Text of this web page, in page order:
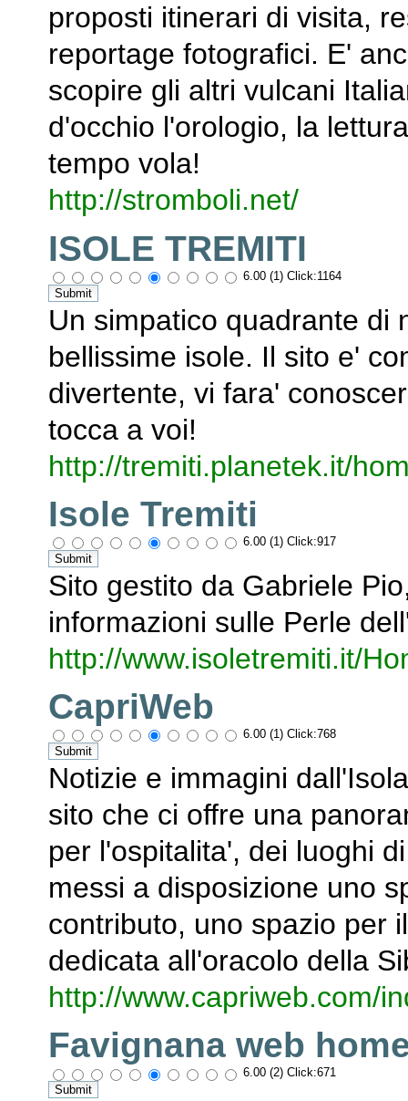
proposti itinerari di visita,
reportage fotografici. E'
scopire gli altri vulcani
d'occhio l'orologio, la
tempo vola!
http://stromboli.net/
ISOLE TREMITI
6.00 (1) Click:1164
Un simpatico quadrante di
bellissime isole. Il sito e'
divertente, vi fara'
tocca a voi!
http://tremiti.planetek.it/
Isole Tremiti
6.00 (1) Click:917
Sito gestito da Gabriele
informazioni sulle Perle
http://www.isoletremiti.it/
CapriWeb
6.00 (1) Click:768
Notizie e immagini
sito che ci offre una
per l'ospitalita', dei luoghi
messi a disposizione uno
contributo, uno spazio per
dedicata all'oracolo della
http://www.capriweb.com/
Favignana web
6.00 (2) Click:671